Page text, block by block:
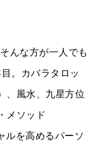
んな方が一人でも
。カバラタロッ
、風水、九星方位
メソッド
ルを高めるパーソ